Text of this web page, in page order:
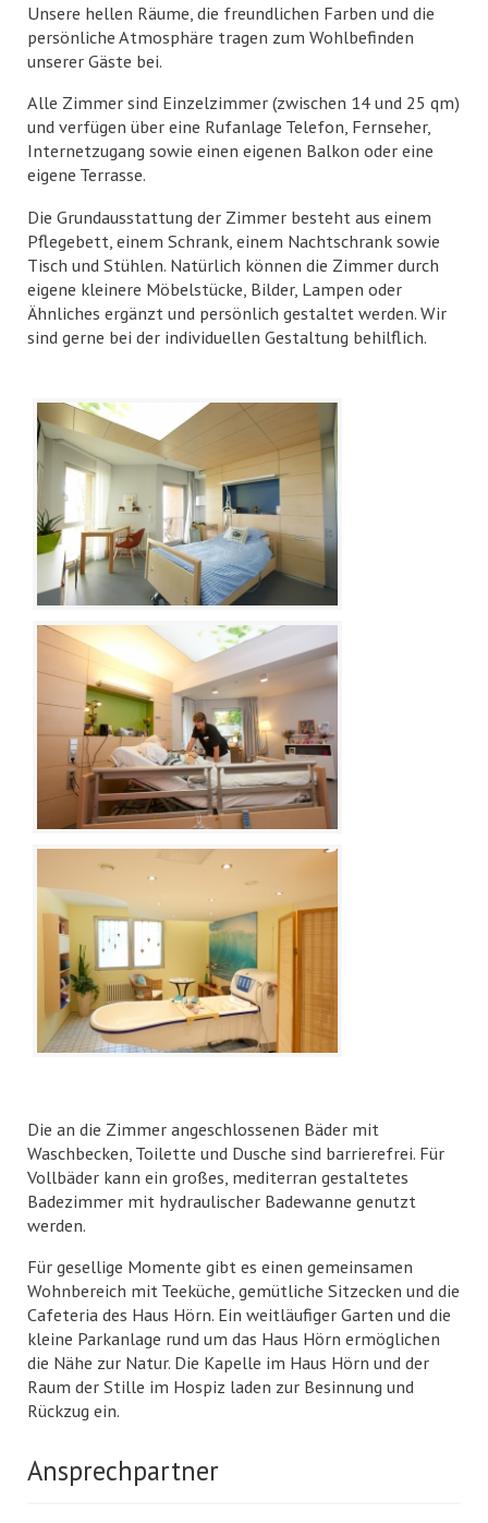
Unsere hellen Räume, die freundlichen Farben und die
persönliche Atmosphäre tragen zum Wohlbefinden
unserer Gäste bei.
Alle Zimmer sind Einzelzimmer (zwischen 14 und 25 qm)
und verfügen über eine Rufanlage Telefon, Fernseher,
Internetzugang sowie einen eigenen Balkon oder eine
eigene Terrasse.
Die Grundausstattung der Zimmer besteht aus einem
Pflegebett, einem Schrank, einem Nachtschrank sowie
Tisch und Stühlen. Natürlich können die Zimmer durch
eigene kleinere Möbelstücke, Bilder, Lampen oder
Ähnliches ergänzt und persönlich gestaltet werden. Wir
sind gerne bei der individuellen Gestaltung behilflich.
Die an die Zimmer angeschlossenen Bäder mit
Waschbecken, Toilette und Dusche sind barrierefrei. Für
Vollbäder kann ein großes, mediterran gestaltetes
Badezimmer mit hydraulischer Badewanne genutzt
werden.
Für gesellige Momente gibt es einen gemeinsamen
Wohnbereich mit Teeküche, gemütliche Sitzecken und die
Cafeteria des Haus Hörn. Ein weitläufiger Garten und die
kleine Parkanlage rund um das Haus Hörn ermöglichen
die Nähe zur Natur. Die Kapelle im Haus Hörn und der
Raum der Stille im Hospiz laden zur Besinnung und
Rückzug ein.
Ansprechpartner